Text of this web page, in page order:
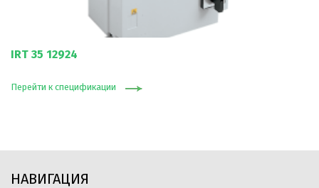
IRT 35 12924
Перейти к спецификации
НАВИГАЦИЯ